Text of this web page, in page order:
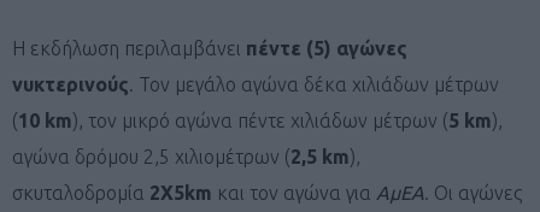
Η εκδήλωση περιλαμβάνει πέντε (5) αγώνες
νυκτερινούς. Τον μεγάλο αγώνα δέκα χιλιάδων μέτρων
(10 km), τον μικρό αγώνα πέντε χιλιάδων μέτρων (5 km),
αγώνα δρόμου 2,5 χιλιομέτρων (2,5 km),
σκυταλοδρομία 2Χ5 km και τον αγώνα για ΑμΕΑ. Οι αγώνες